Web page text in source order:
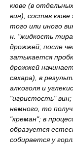
кюве (в
вин), состав
того или иного
н. "жидкость
дрожжей; после
затыкается
дрожжей
сахара), в
алкоголя и
"игристость"
немного, то
"креман"; в
образуется
собирается у